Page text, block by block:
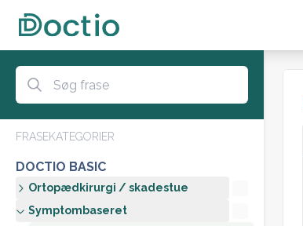
FRASEKATEGORIER
DOCTIO BASIC
Ortopædkirurgi / skadestue
Symptombaseret